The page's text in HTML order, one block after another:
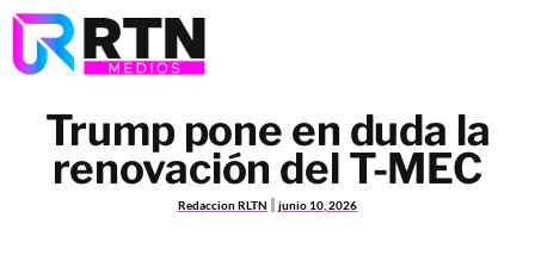
Trump pone en duda la
renovación del T-MEC
Redaccion RLTN junio 10, 2026